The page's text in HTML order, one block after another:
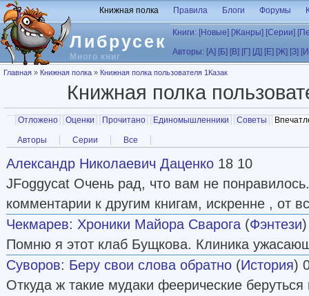
Перейти к основному содержанию
Либрусек
Много книг
Книжная полка Правила Блоги Форумы
Книги: [Новые] [Жанры] [Серии]
Авторы: [А] [Б] [В] [Г] [Д] [Е] [Ж] [З]
Вы здесь
Главная » Книжная полка » Книжная полка пользователя 1Казак
Книжная полка
Главные вкладки
Отложено Оценки Прочитано Единомышленники Советы
Вторичные вкладки
Авторы Серии Все
Александр Николаевич Даценко 18 10
JFoggycat Очень рад, что вам не
комментарии к другим книгам, искренне , от
Чекмарев: Хроники Майора Сварога (Фэнтези
Помню я этот клаб Бущкова. Клиника
Суворов: Беру свои слова обратно (История)
Откуда ж такие мудаки феерические беруться